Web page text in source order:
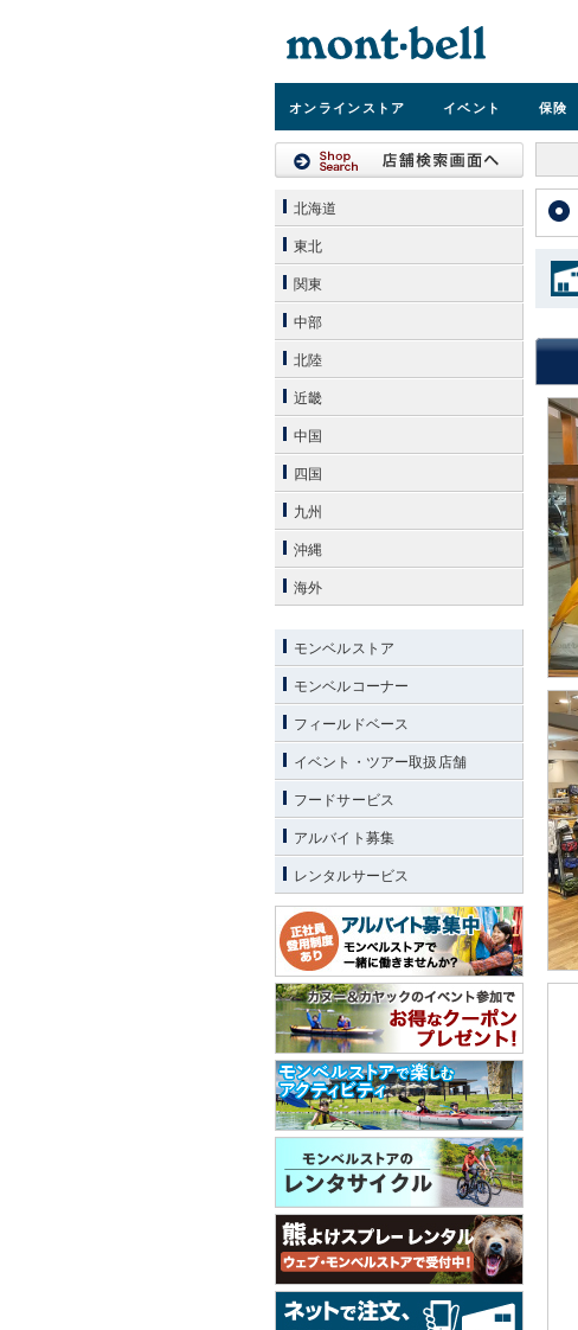
オンラインストア イベント 保険
北海道
東北
関東
中部
北陸
近畿
中国
四国
九州
沖縄
海外
モンベルストア
モンベルコーナー
フィールドベース
イベント・ツアー取扱店舗
フードサービス
アルバイト募集
レンタルサービス